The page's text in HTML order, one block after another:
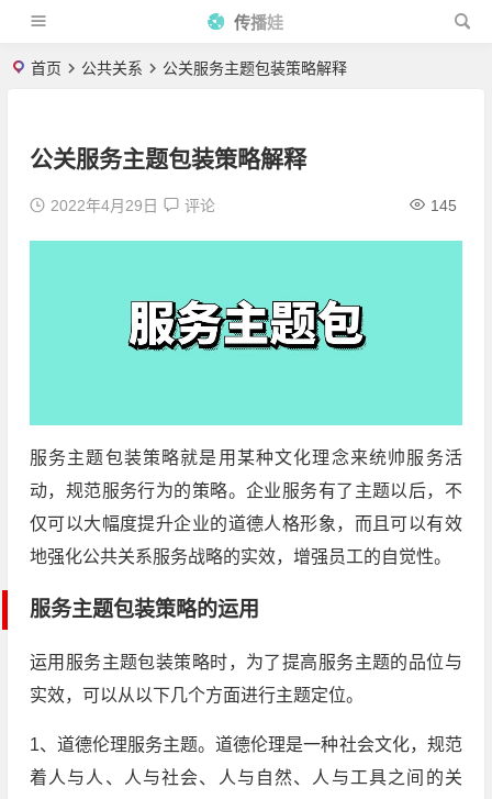
传播娃
首页 公共关系 公关服务主题包装策略解释
公关服务主题包装策略解释
2022年4月29日 评论 145
服务主题包装策略就是用某种文化理念来统帅服务活
动，规范服务行为的策略。企业服务有了主题以后，不
仅可以大幅度提升企业的道德人格形象，而且可以有效
地强化公共关系服务战略的实效，增强员工的自觉性。
服务主题包装策略的运用
运用服务主题包装策略时，为了提高服务主题的品位与
实效，可以从以下几个方面进行主题定位。
1、道德伦理服务主题。道德伦理是一种社会文化，规范
着人与人、人与社会、人与自然、人与工具之间的关